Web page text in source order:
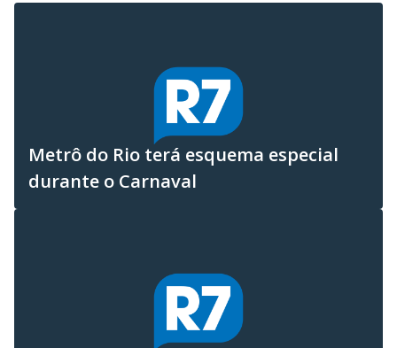
Metrô do Rio terá esquema especial
durante o Carnaval